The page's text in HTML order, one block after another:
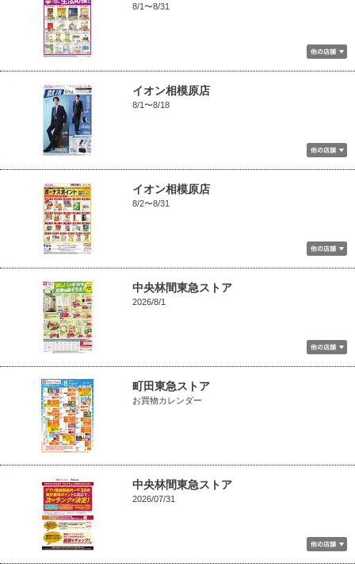
8/1〜8/31
イオン相模原店
8/1〜8/18
イオン相模原店
8/2〜8/31
中央林間東急ストア
2026/8/1
町田東急ストア
お買物カレンダー
中央林間東急ストア
2026/07/31